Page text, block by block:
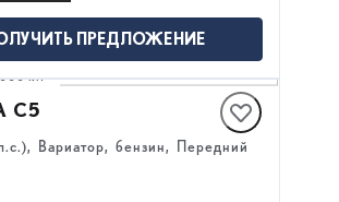
ПРЕДЛОЖЕНИЕ
км
C5
Вариатор, бензин, Передний